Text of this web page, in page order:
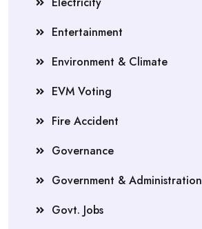
Entertainment
Environment & Climate
EVM Voting
Fire Accident
Governance
Government & Administration
Govt. Jobs